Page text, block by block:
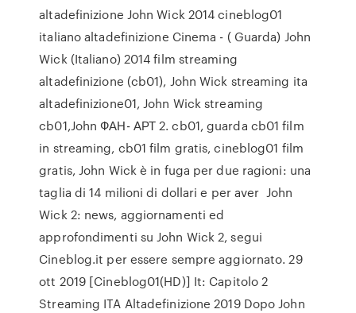
altadefinizione John Wick 2014 cineblog01
italiano altadefinizione Cinema - ( Guarda) John
Wick (Italiano) 2014 film streaming
altadefinizione (cb01), John Wick streaming ita
altadefinizione01, John Wick streaming
cb01,John ФАН- АРТ 2. cb01, guarda cb01 film
in streaming, cb01 film gratis, cineblog01 film
gratis, John Wick è in fuga per due ragioni: una
taglia di 14 milioni di dollari e per aver John
Wick 2: news, aggiornamenti ed
approfondimenti su John Wick 2, segui
Cineblog.it per essere sempre aggiornato. 29
ott 2019 [Cineblog01(HD)] It: Capitolo 2
Streaming ITA Altadefinizione 2019 Dopo John